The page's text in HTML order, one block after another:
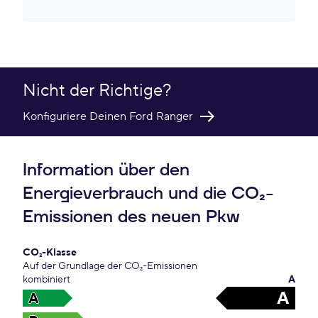
Nicht der Richtige?
Konfiguriere Deinen Ford Ranger
Information über den
Energieverbrauch und die CO₂-
Emissionen des neuen Pkw
CO₂-Klasse
Auf der Grundlage der CO₂-Emissionen
kombiniert
A
A A